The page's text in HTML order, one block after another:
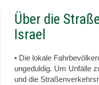
Über die
Israel
• Die lokale
ungeduldig. Um Unfälle
und die